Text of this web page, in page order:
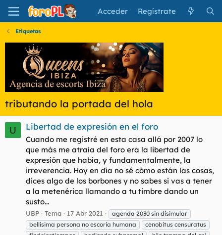
Acceder Regístrate
Etiquetas
tributando la portada del hola
U Libertad de expresión en el foro
Cuando me registré en esta casa allá por 2007 lo
que más me atraía del foro era la libertad de
expresión que había, y fundamentalmente, la
irreverencia. Hoy en día no sé cómo están las cosas,
dices algo de los borbones y no sabes si vas a tener
a la metenérica llamando a tu timbre dando un
susto...
UBP Tema 17 Abr 2021
agenda 2030 sin disimular
bellísima persona no escoria humana
cenobitus censuratus